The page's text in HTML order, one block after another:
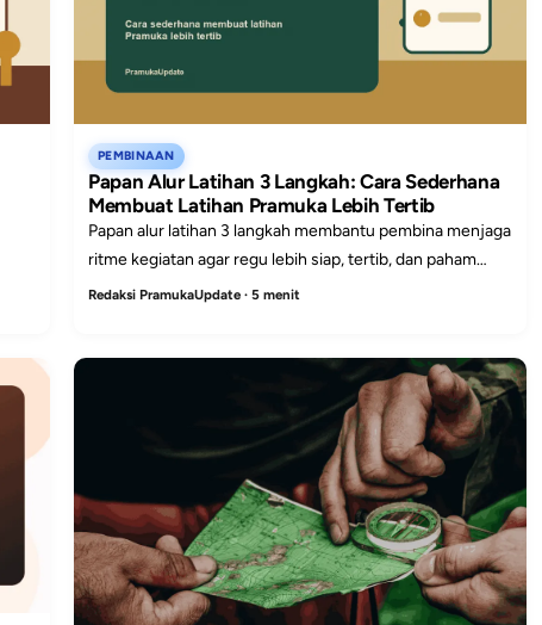
PEMBINAAN
Papan Alur Latihan 3 Langkah: Cara Sederhana
Membuat Latihan Pramuka Lebih Tertib
Papan alur latihan 3 langkah membantu pembina menjaga
ritme kegiatan agar regu lebih siap, tertib, dan paham
tujuan latihan sejak awal.
Redaksi PramukaUpdate · 5 menit